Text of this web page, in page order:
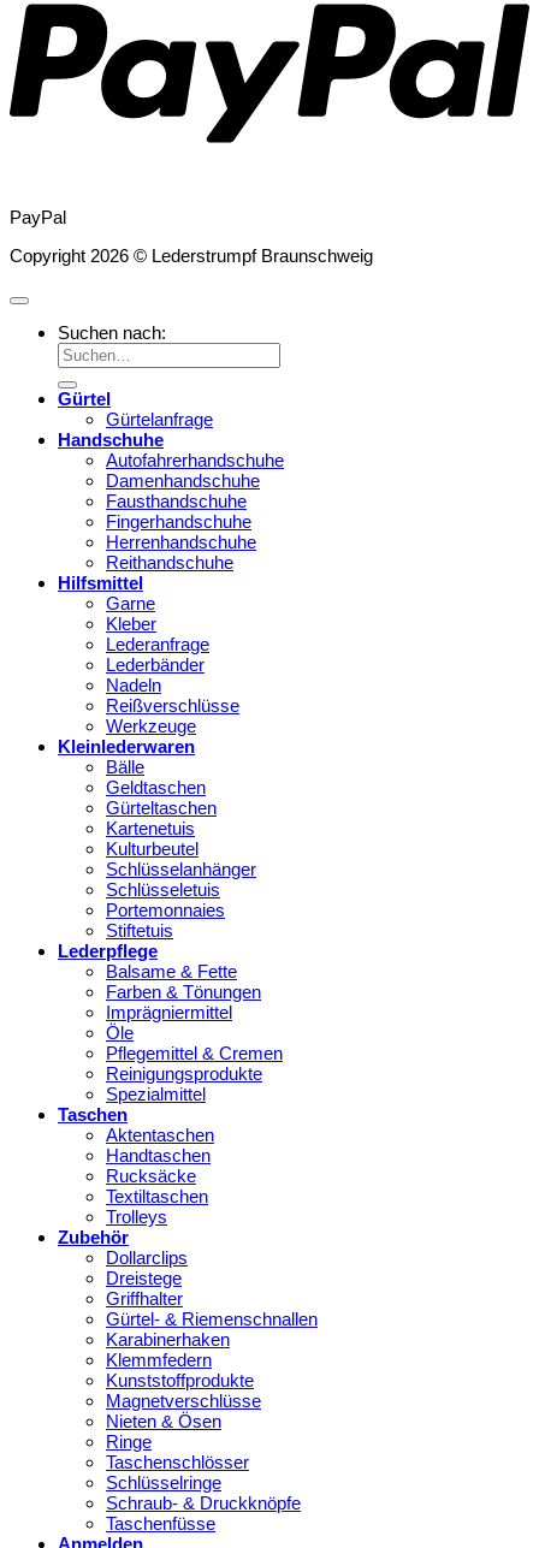
PayPal
Copyright 2026 © Lederstrumpf Braunschweig
Suchen nach:
Gürtel
Gürtelanfrage
Handschuhe
Autofahrerhandschuhe
Damenhandschuhe
Fausthandschuhe
Fingerhandschuhe
Herrenhandschuhe
Reithandschuhe
Hilfsmittel
Garne
Kleber
Lederanfrage
Lederbänder
Nadeln
Reißverschlüsse
Werkzeuge
Kleinlederwaren
Bälle
Geldtaschen
Gürteltaschen
Kartenetuis
Kulturbeutel
Schlüsselanhänger
Schlüsseletuis
Portemonnaies
Stiftetuis
Lederpflege
Balsame & Fette
Farben & Tönungen
Imprägniermittel
Öle
Pflegemittel & Cremen
Reinigungsprodukte
Spezialmittel
Taschen
Aktentaschen
Handtaschen
Rucksäcke
Textiltaschen
Trolleys
Zubehör
Dollarclips
Dreistege
Griffhalter
Gürtel- & Riemenschnallen
Karabinerhaken
Klemmfedern
Kunststoffprodukte
Magnetverschlüsse
Nieten & Ösen
Ringe
Taschenschlösser
Schlüsselringe
Schraub- & Druckknöpfe
Taschenfüsse
Anmelden